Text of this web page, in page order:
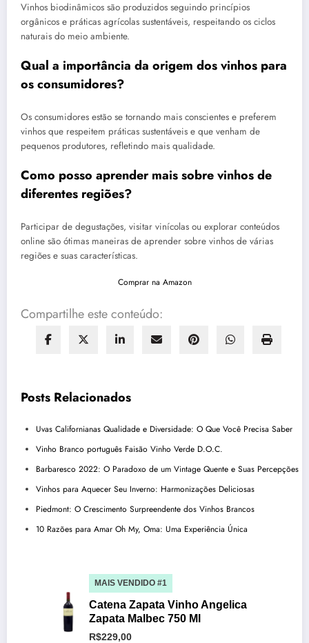
Vinhos biodinâmicos são produzidos seguindo princípios
orgânicos e práticas agrícolas sustentáveis, respeitando os ciclos
naturais do meio ambiente.
Qual a importância da origem dos vinhos para
os consumidores?
Os consumidores estão se tornando mais conscientes e preferem
vinhos que respeitem práticas sustentáveis e que venham de
pequenos produtores, refletindo mais qualidade.
Como posso aprender mais sobre vinhos de
diferentes regiões?
Participar de degustações, visitar vinícolas ou explorar conteúdos
online são ótimas maneiras de aprender sobre vinhos de várias
regiões e suas características.
Comprar na Amazon
Compartilhe este conteúdo:
Posts Relacionados
Uvas Californianas Qualidade e Diversidade: O Que Você Precisa Saber
Vinho Branco português Faisão Vinho Verde D.O.C.
Barbaresco 2022: O Paradoxo de um Vintage Quente e Suas Percepções
Vinhos para Aquecer Seu Inverno: Harmonizações Deliciosas
Piedmont: O Crescimento Surpreendente dos Vinhos Brancos
10 Razões para Amar Oh My, Oma: Uma Experiência Única
MAIS VENDIDO #1
Catena Zapata Vinho Angelica
Zapata Malbec 750 Ml
R$229,00